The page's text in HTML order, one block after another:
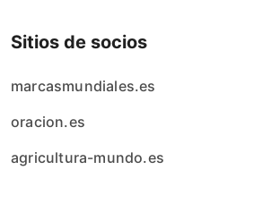
Sitios de socios
marcasmundiales.es
oracion.es
agricultura-mundo.es